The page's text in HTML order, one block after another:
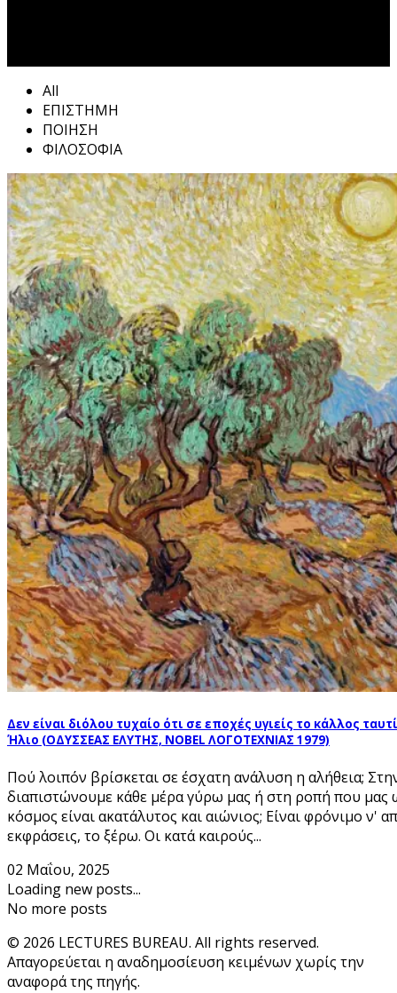
All
ΕΠΙΣΤΗΜΗ
ΠΟΙΗΣΗ
ΦΙΛΟΣΟΦΙΑ
Δεν είναι διόλου τυχαίο ότι σε εποχές υγιείς το κάλλος
Ήλιο (ΟΔΥΣΣΕΑΣ ΕΛΥΤΗΣ, NOBEL ΛΟΓΟΤΕΧΝΙΑΣ 1979)
Πού λοιπόν βρίσκεται σε έσχατη ανάλυση η αλήθεια;
διαπιστώνουμε κάθε μέρα γύρω μας ή στη ροπή που μας
κόσμος είναι ακατάλυτος και αιώνιος; Είναι φρόνιμο ν'
εκφράσεις, το ξέρω. Οι κατά καιρούς...
02 Μαΐου, 2025
Loading new posts...
No more posts
© 2026 LECTURES BUREAU. All rights reserved.
Απαγορεύεται η αναδημοσίευση κειμένων χωρίς την
αναφορά της πηγής.